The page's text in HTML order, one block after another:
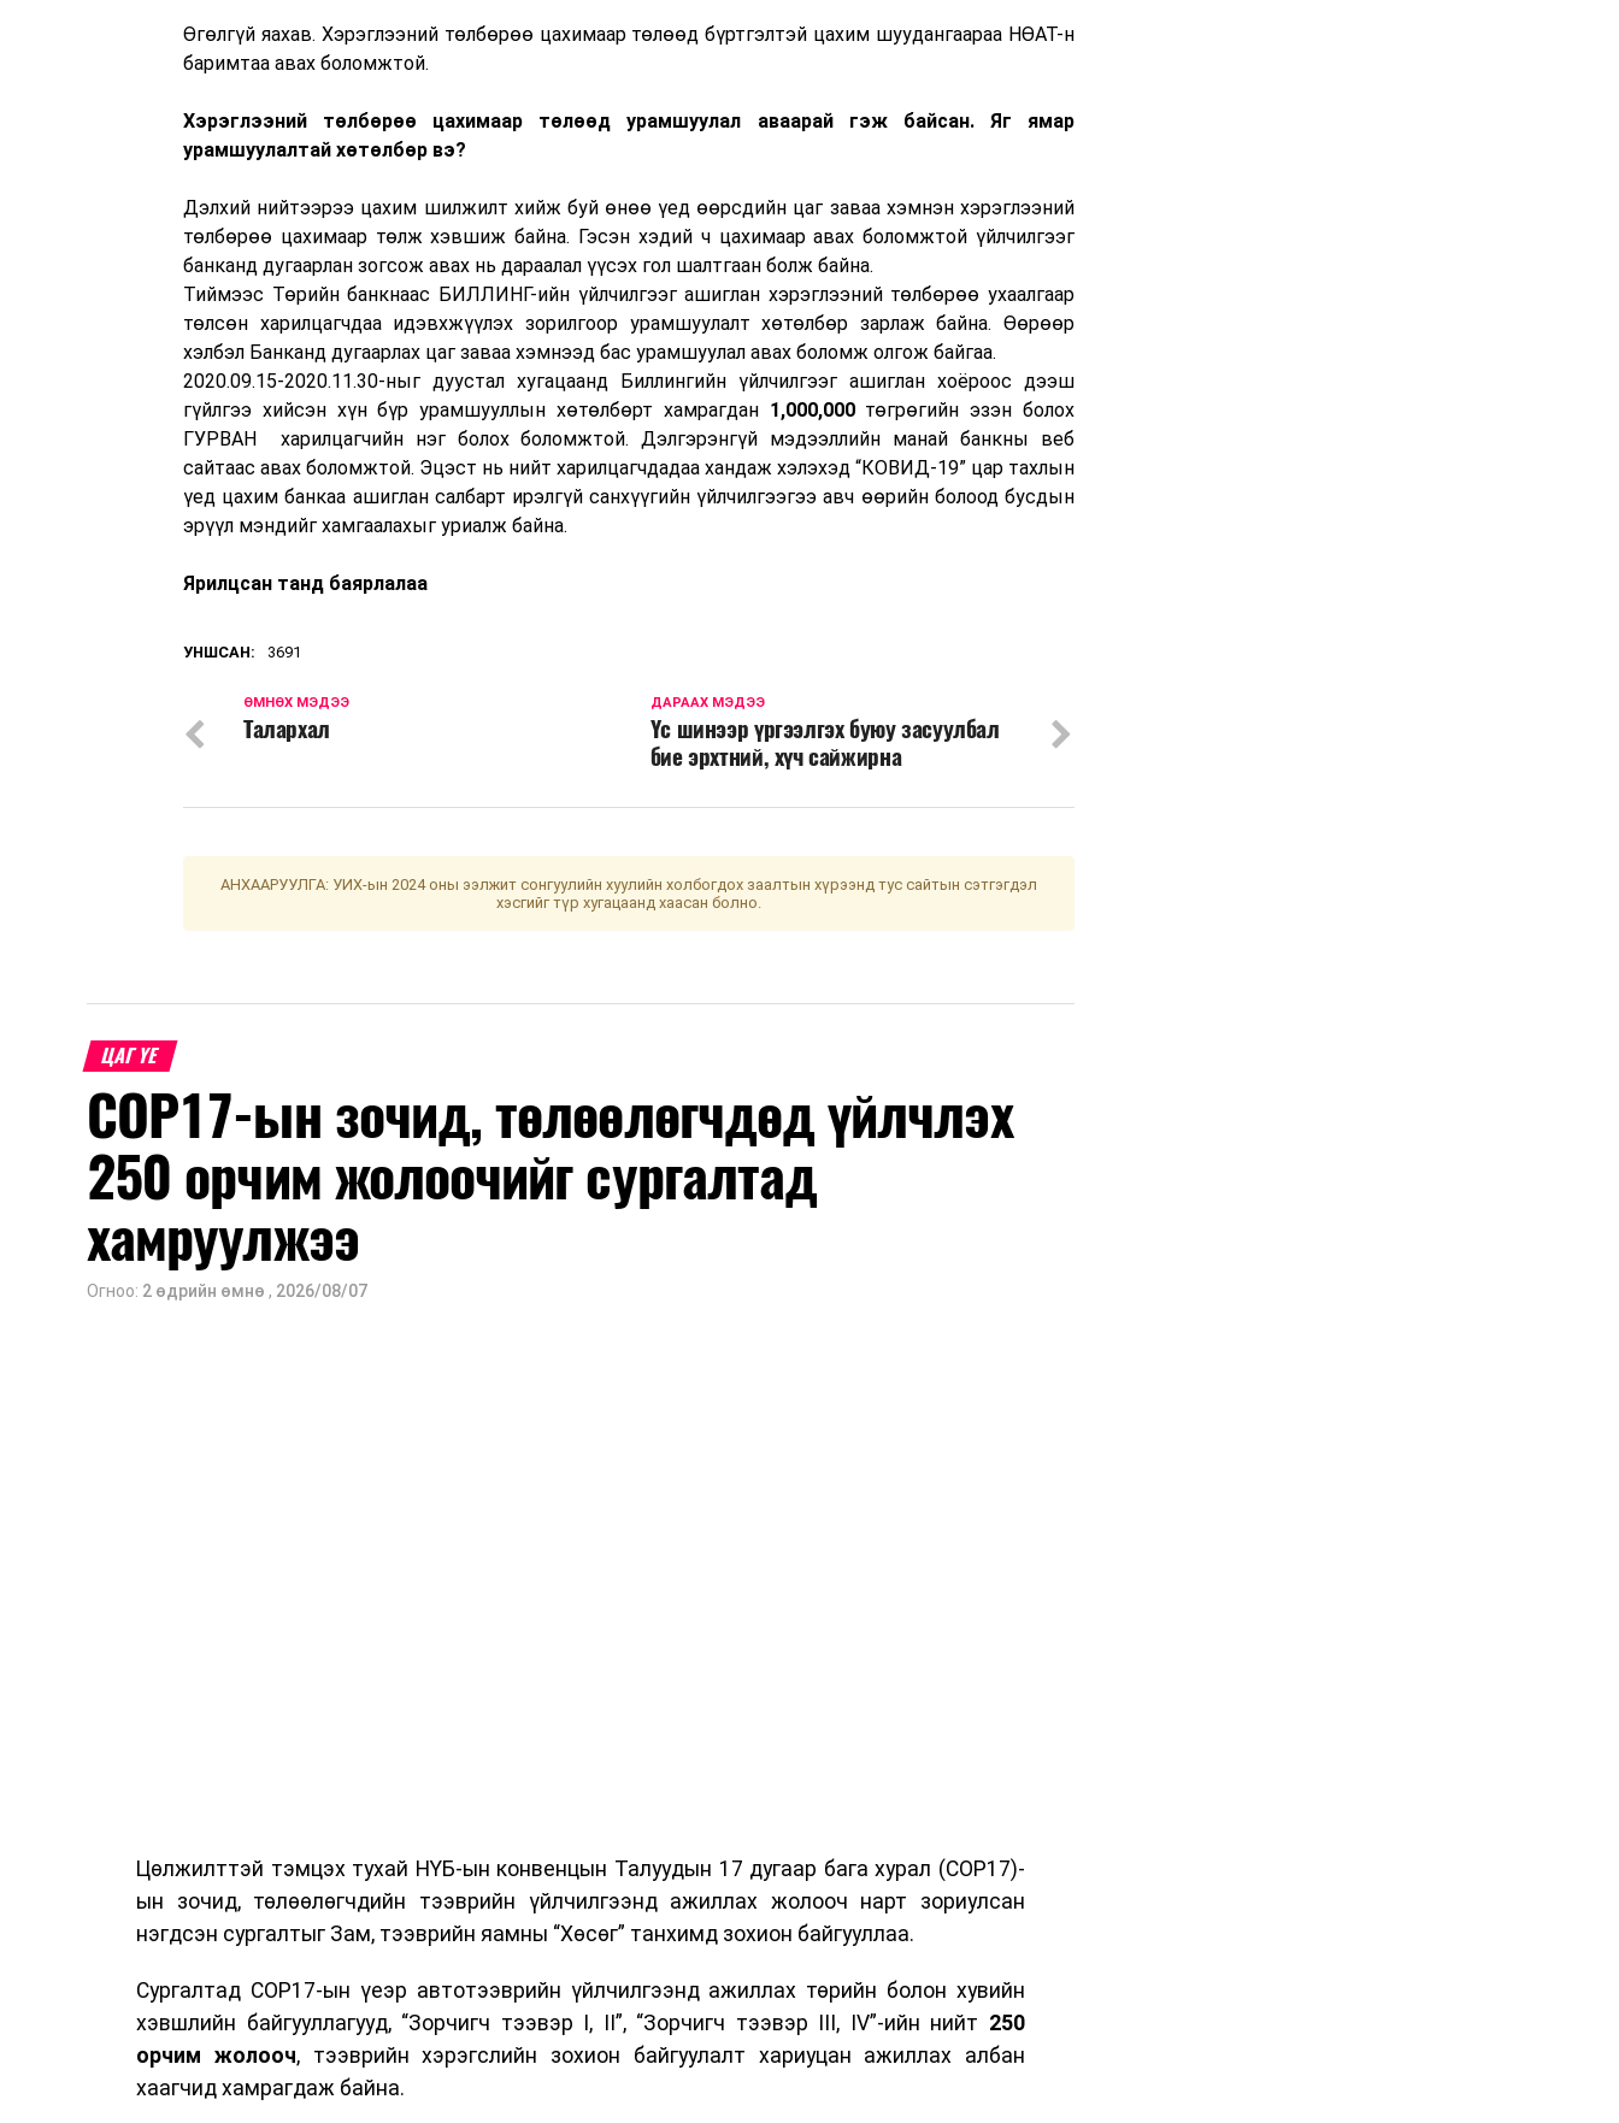
Өгөлгүй яахав. Хэрэглээний төлбөрөө цахимаар төлөөд бүртгэлтэй цахим шуудангаараа НӨАТ-н
баримтаа авах боломжтой.
Хэрэглээний төлбөрөө цахимаар төлөөд урамшуулал аваарай гэж байсан. Яг ямар
урамшуулалтай хөтөлбөр вэ?
Дэлхий нийтээрээ цахим шилжилт хийж буй өнөө үед өөрсдийн цаг заваа хэмнэн хэрэглээний
төлбөрөө цахимаар төлж хэвшиж байна. Гэсэн хэдий ч цахимаар авах боломжтой үйлчилгээг
банканд дугаарлан зогсож авах нь дараалал үүсэх гол шалтгаан болж байна.
Тиймээс Төрийн банкнаас БИЛЛИНГ-ийн үйлчилгээг ашиглан хэрэглээний төлбөрөө ухаалгаар
төлсөн харилцагчдаа идэвхжүүлэх зорилгоор урамшуулалт хөтөлбөр зарлаж байна. Өөрөөр
хэлбэл Банканд дугаарлах цаг заваа хэмнээд бас урамшуулал авах боломж олгож байгаа.
2020.09.15-2020.11.30-ныг дуустал хугацаанд Биллингийн үйлчилгээг ашиглан хоёроос дээш
гүйлгээ хийсэн хүн бүр урамшууллын хөтөлбөрт хамрагдан 1,000,000төгрөгийн эзэн болох
ГУРВАН харилцагчийн нэг болох боломжтой. Дэлгэрэнгүй мэдээллийн манай банкны веб
сайтаас авах боломжтой. Эцэст нь нийт харилцагчдадаа хандаж хэлэхэд “КОВИД-19” цар тахлын
үед цахим банкаа ашиглан салбарт ирэлгүй санхүүгийн үйлчилгээгээ авч өөрийн болоод бусдын
эрүүл мэндийг хамгаалахыг уриалж байна.
Ярилцсан танд баярлалаа
УНШСАН: 3691
ДАРААХ МЭДЭЭ
Үс шинээр үргээлгэх буюу засуулбал
бие эрхтний, хүч сайжирна
ӨМНӨХ МЭДЭЭ
Талархал
АНХААРУУЛГА: УИХ-ын 2024 оны ээлжит сонгуулийн хуулийн холбогдох заалтын хүрээнд тус сайтын сэтгэгдэл
хэсгийг түр хугацаанд хаасан болно.
ЦАГ ҮЕ
COP17-ын зочид, төлөөлөгчдөд үйлчлэх
250 орчим жолоочийг сургалтад
хамруулжээ
Огноо: 2 өдрийн өмнө , 2026/08/07
Цөлжилттэй тэмцэх тухай НҮБ-ын конвенцын Талуудын 17 дугаар бага хурал (COP17)-
ын зочид, төлөөлөгчдийн тээврийн үйлчилгээнд ажиллах жолооч нарт зориулсан
нэгдсэн сургалтыг Зам, тээврийн яамны “Хөсөг” танхимд зохион байгууллаа.
Сургалтад COP17-ын үеэр автотээврийн үйлчилгээнд ажиллах төрийн болон хувийн
хэвшлийн байгууллагууд, “Зорчигч тээвэр I, II”, “Зорчигч тээвэр III, IV”-ийн нийт 250
орчим жолооч, тээврийн хэрэгслийн зохион байгуулалт хариуцан ажиллах албан
хаагчид хамрагдаж байна.